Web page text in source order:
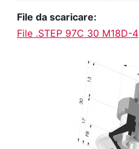
File da scaricare:
File .STEP 97C 30 M18D-4